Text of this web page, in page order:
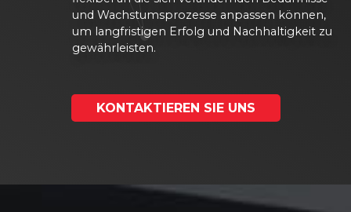
und Wachstumsprozesse anpassen können,
um langfristigen Erfolg und Nachhaltigkeit zu
gewährleisten.
KONTAKTIEREN SIE UNS